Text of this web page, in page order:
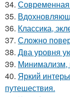
34.
35.
36. Классика,
37. Сложно
38. Два уровня
39. Минимализм,
40. Яркий
путешествия.